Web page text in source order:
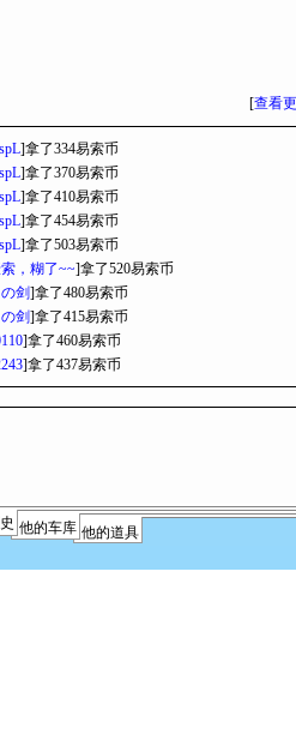
[查看
]拿了334易索币
]拿了370易索币
]拿了410易索币
]拿了454易索币
]拿了503易索币
，糊了~~]拿了520易索币
剑]拿了480易索币
剑]拿了415易索币
]拿了460易索币
]拿了437易索币
他的车库 他的道具